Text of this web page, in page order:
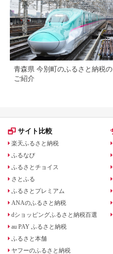
青森県 今別町のふるさと納税の
ご紹介
サイト比較
楽天ふるさと納税
ふるなび
ふるさとチョイス
さとふる
ふるさとプレミアム
ANAのふるさと納税
dショッピングふるさと納税百選
au PAY ふるさと納税
ふるさと本舗
ヤフーのふるさと納税